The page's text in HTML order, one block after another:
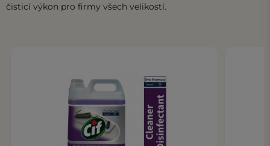
čisticí výkon pro firmy všech velikostí.